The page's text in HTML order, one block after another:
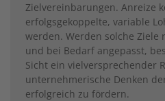
Zielvereinbarungen. Anreize
erfolgsgekoppelte, variable
werden. Werden solche
und bei Bedarf angepasst,
Sicht ein vielversprechender
unternehmerische Denken
erfolgreich zu fördern.